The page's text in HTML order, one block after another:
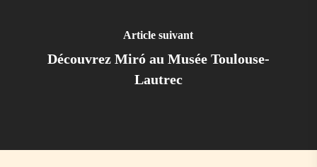
Article suivant
Découvrez Miró au Musée Toulouse-
Lautrec